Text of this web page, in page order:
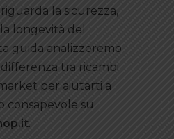
la sicurezza,
longevità del
guida analizzeremo
tra ricambi
per aiutarti a
consapevole su
.